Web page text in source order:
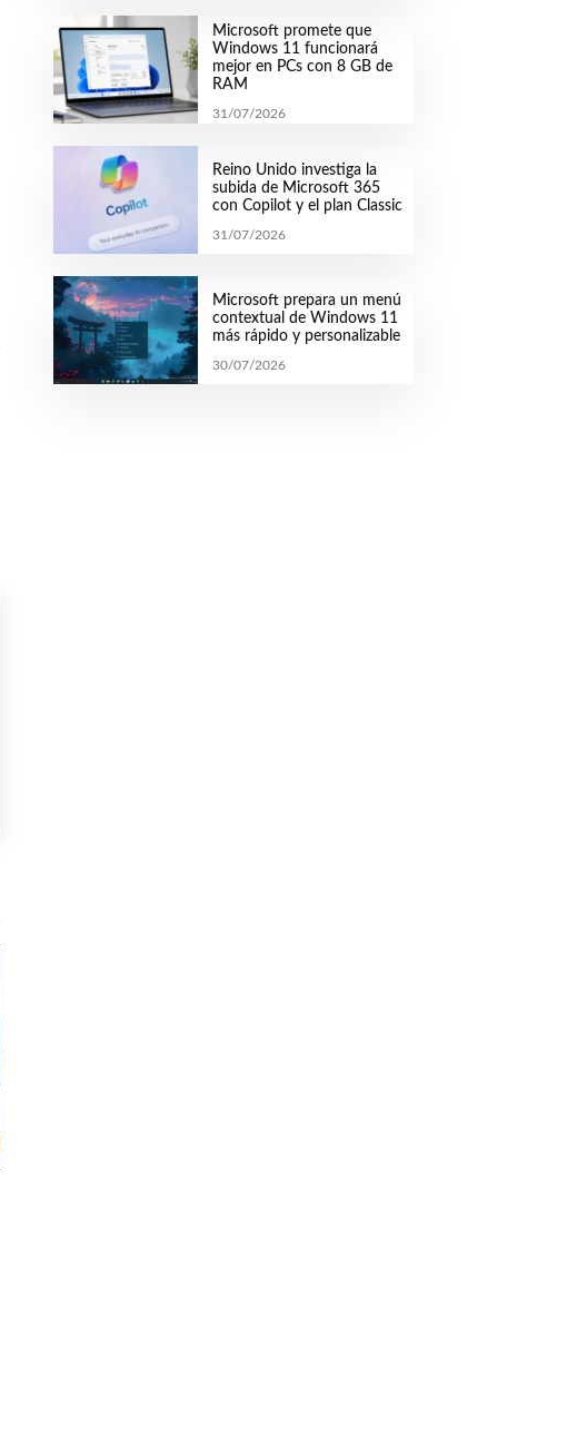
Microsoft promete que
Windows 11 funcionará
mejor en PCs con 8 GB de
RAM
31/07/2026
Reino Unido investiga la
subida de Microsoft 365
con Copilot y el plan Classic
31/07/2026
Microsoft prepara un menú
contextual de Windows 11
más rápido y personalizable
30/07/2026